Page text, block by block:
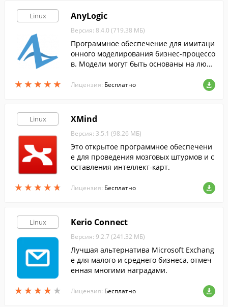
Linux
★ ★ ★ ★ ★
★ ★ ★ ★ ★
AnyLogic
Версия: 8.4.0 (719.38 МБ)
Программное обеспечение для имитаци
онного моделирования бизнес-процессо
в. Модели могут быть основаны на любо
моделирования.
Лицензия: Бесплатно
Linux
★ ★ ★ ★ ★
★ ★ ★ ★ ★
XMind
Версия: 3.5.1 (98.26 МБ)
Это открытое программное обеспечени
е для проведения мозговых штурмов и с
оставления интеллект-карт.
Лицензия: Бесплатно
Linux
★ ★ ★ ★ ★
★ ★ ★ ★ ★
Kerio Connect
Версия: 9.2.7 (241.32 МБ)
Лучшая альтернатива Microsoft Exchang
e для малого и среднего бизнеса, отмеч
енная многими наградами.
Лицензия: Бесплатно